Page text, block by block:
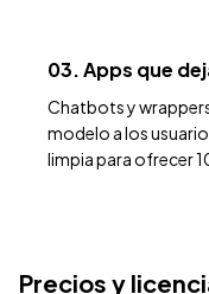
03. Apps que
Chatbots y
modelo a los
limpia para ofrecer
Precios y